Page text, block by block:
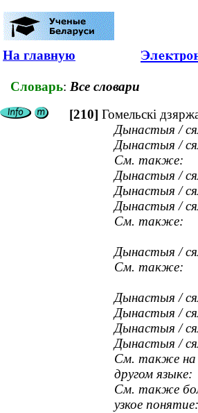
На главную
Словарь: Все словари
[210] Гомельскі
Дынастыя /
Дынастыя /
См. также:
Дынастыя /
Дынастыя /
Дынастыя /
См. также:
Дынастыя /
См. также:
Дынастыя /
Дынастыя /
Дынастыя /
Дынастыя /
См. также на
другом языке:
См. также
узкое понятие: